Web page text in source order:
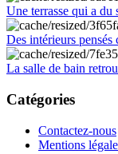
Une terrasse qui a
Des intérieurs
La salle de bain
Catégories
Contactez-nous
Mentions